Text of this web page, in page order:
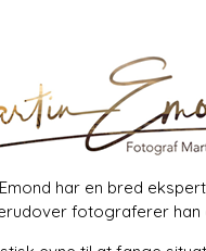
har en bred
fotograferer